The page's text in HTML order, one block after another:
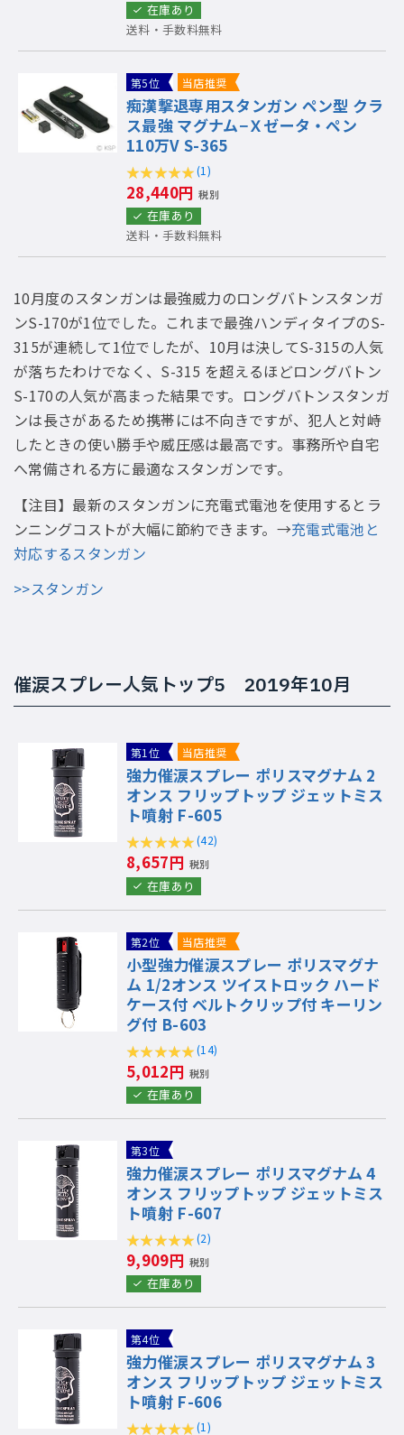
在庫あり
送料・手数料無料
第5位 当店推奨
痴漢撃退専用スタンガン ペン型 クラ
ス最強 マグナム−Ｘゼータ・ペン
110万V S-365
(1)
28,440円 税別
在庫あり
送料・手数料無料
10月度のスタンガンは最強威力のロングバトンスタンガ
ンS-170が1位でした。これまで最強ハンディタイプのS-
315が連続して1位でしたが、10月は決してS-315の人気
が落ちたわけでなく、S-315 を超えるほどロングバトン
S-170の人気が高まった結果です。ロングバトンスタンガ
ンは長さがあるため携帯には不向きですが、犯人と対峙
したときの使い勝手や威圧感は最高です。事務所や自宅
へ常備される方に最適なスタンガンです。
【注目】最新のスタンガンに充電式電池を使用するとラ
ンニングコストが大幅に節約できます。→充電式電池と
対応するスタンガン
>>スタンガン
催涙スプレー人気トップ5 2019年10月
第1位 当店推奨
強力催涙スプレー ポリスマグナム 2
オンス フリップトップ ジェットミス
ト噴射 F-605
(42)
8,657円 税別
在庫あり
第2位 当店推奨
小型強力催涙スプレー ポリスマグナ
ム 1/2オンス ツイストロック ハード
ケース付 ベルトクリップ付 キーリン
グ付 B-603
(14)
5,012円 税別
在庫あり
第3位
強力催涙スプレー ポリスマグナム 4
オンス フリップトップ ジェットミス
ト噴射 F-607
(2)
9,909円 税別
在庫あり
第4位
強力催涙スプレー ポリスマグナム 3
オンス フリップトップ ジェットミス
ト噴射 F-606
(1)